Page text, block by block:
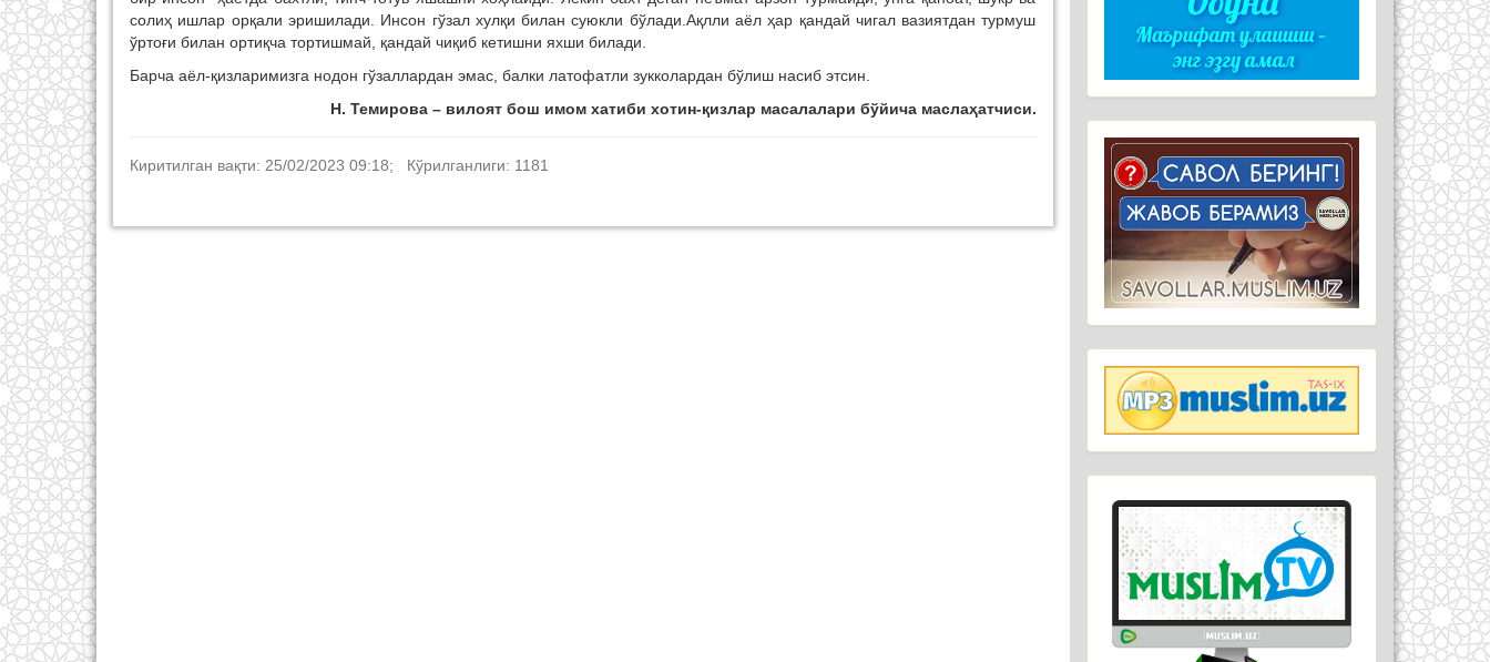
солиҳ ишлар орқали эришилади. Инсон гўзал хулқи билан суюкли бўлади.Ақлли аёл ҳар қандай чигал вазиятдан турмуш
ўртоғи билан ортиқча тортишмай, қандай чиқиб кетишни яхши билади.
Барча аёл-қизларимизга нодон гўзаллардан эмас, балки латофатли зукколардан бўлиш насиб этсин.
Н. Темирова – вилоят бош имом хатиби хотин-қизлар масалалари бўйича маслаҳатчиси.
Киритилган вақти: 25/02/2023 09:18; Кўрилганлиги: 1181